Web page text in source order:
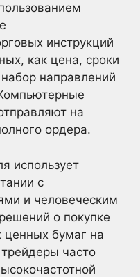
инструкций
как цена, сроки
направлений
на
ордера.
использует
с
и человеческим
о покупке
бумаг на
часто